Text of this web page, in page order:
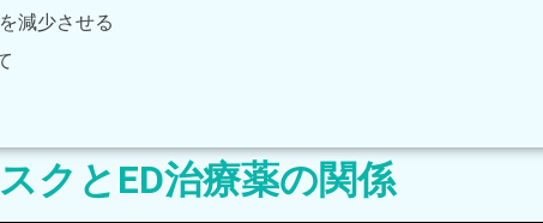
減少させる
クとED治療薬の関係